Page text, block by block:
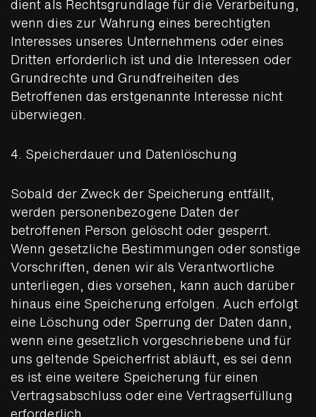
dient als Rechtsgrundlage für die Verarbeitung,
wenn dies zur Wahrung eines berechtigten
Interesses unseres Unternehmens oder eines
Dritten erforderlich ist und die Interessen oder
Grundrechte und Grundfreiheiten des
Betroffenen das erstgenannte Interesse nicht
überwiegen.
4. Speicherdauer und Datenlöschung
Sobald der Zweck der Speicherung entfällt,
werden personenbezogene Daten der
betroffenen Person gelöscht oder gesperrt.
Wenn gesetzliche Bestimmungen oder sonstige
Vorschriften, denen wir als Verantwortliche
unterliegen, dies vorsehen, kann auch darüber
hinaus eine Speicherung erfolgen. Auch erfolgt
eine Löschung oder Sperrung der Daten dann,
wenn eine gesetzlich vorgeschriebene und für
uns geltende Speicherfrist abläuft, es sei denn
es ist eine weitere Speicherung für einen
Vertragsabschluss oder eine Vertragserfüllung